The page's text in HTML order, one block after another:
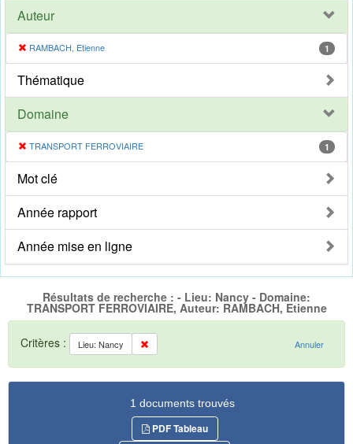
Auteur
RAMBACH, Etienne 1
Thématique
Domaine
TRANSPORT FERROVIAIRE 1
Mot clé
Année rapport
Année mise en ligne
Résultats de recherche : - Lieu: Nancy - Domaine:
TRANSPORT FERROVIAIRE, Auteur: RAMBACH, Etienne
Critères : Lieu: Nancy Annuler
1 documents trouvés
PDF Tableau